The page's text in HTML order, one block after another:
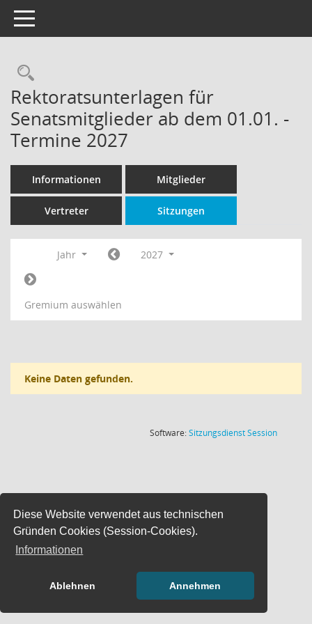
Diese Website verwendet aus technischen
Gründen Cookies (Session-Cookies).
Informationen
Ablehnen Annehmen
Toggle navigation
Rechercheauswahl
Rektoratsunterlagen für
Senatsmitglieder ab dem 01.01. -
Termine 2027
Informationen Mitglieder
Vertreter Sitzungen
Jahr 2027
Gremium auswählen
Keine Daten gefunden.
Software:SitzungsdienstSession(Wird in